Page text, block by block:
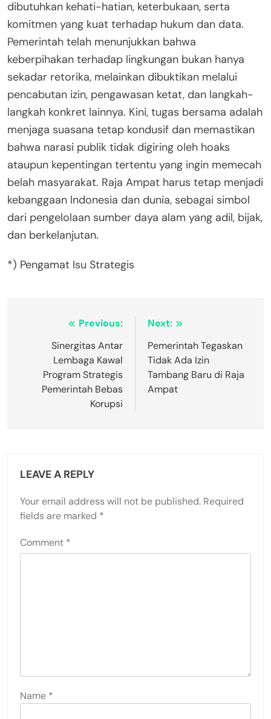
dibutuhkan kehati-hatian, keterbukaan, serta
komitmen yang kuat terhadap hukum dan data.
Pemerintah telah menunjukkan bahwa
keberpihakan terhadap lingkungan bukan hanya
sekadar retorika, melainkan dibuktikan melalui
pencabutan izin, pengawasan ketat, dan langkah-
langkah konkret lainnya. Kini, tugas bersama adalah
menjaga suasana tetap kondusif dan memastikan
bahwa narasi publik tidak digiring oleh hoaks
ataupun kepentingan tertentu yang ingin memecah
belah masyarakat. Raja Ampat harus tetap menjadi
kebanggaan Indonesia dan dunia, sebagai simbol
dari pengelolaan sumber daya alam yang adil, bijak,
dan berkelanjutan.
*) Pengamat Isu Strategis
navigation
Previous:
Sinergitas Antar
Lembaga Kawal
Program Strategis
Pemerintah Bebas
Korupsi
Next:
Pemerintah Tegaskan
Tidak Ada Izin
Tambang Baru di Raja
Ampat
LEAVE A REPLY
Your email address will not be published. Required
fields are marked *
Comment *
Name *